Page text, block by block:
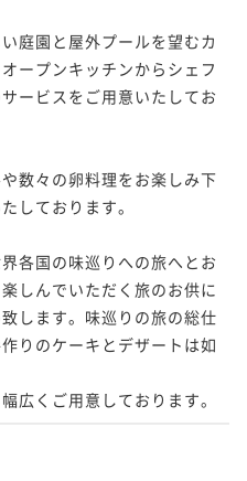
庭園と屋外プールを望むカ
ープンキッチンからシェフ
ービスをご用意いたしてお
数々の卵料理をお楽しみ下
しております。
各国の味巡りへの旅へとお
しんでいただく旅のお供に
します。味巡りの旅の総仕
りのケーキとデザートは如
広くご用意しております。